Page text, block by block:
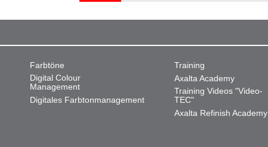
Farbtöne
Digital Colour
Management
Digitales Farbtonmanagement
Training
Axalta Academy
Training Videos "Video-
TEC"
Axalta Refinish Academy